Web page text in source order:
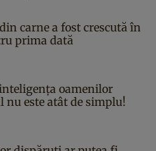
carne a fost crescută în
prima dată
oamenilor
nu este atât de simplu!